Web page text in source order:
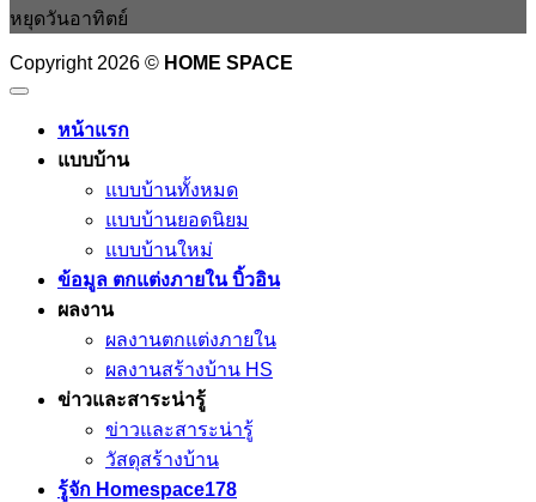
หยุดวันอาทิตย์
Copyright 2026 © HOME SPACE
หน้าแรก
แบบบ้าน
แบบบ้านทั้งหมด
แบบบ้านยอดนิยม
แบบบ้านใหม่
ข้อมูล ตกแต่งภายใน บิ้วอิน
ผลงาน
ผลงานตกแต่งภายใน
ผลงานสร้างบ้าน HS
ข่าวและสาระน่ารู้
ข่าวและสาระน่ารู้
วัสดุสร้างบ้าน
รู้จัก Homespace178